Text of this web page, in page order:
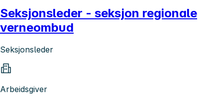
Seksjonsleder - seksjon regionale
verneombud
Seksjonsleder
Arbeidsgiver